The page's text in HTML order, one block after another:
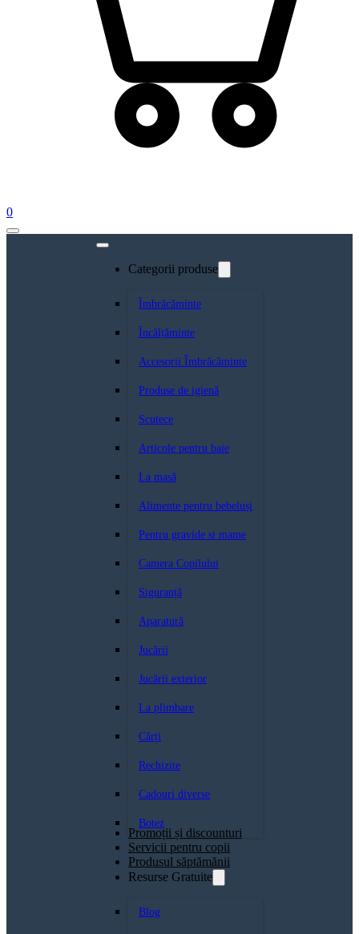
0
Categorii produse
Îmbrăcăminte
Încălțăminte
Accesorii Îmbrăcăminte
Produse de igienă
Scutece
Articole pentru baie
La masă
Alimente pentru bebeluși
Pentru gravide si mame
Camera Copilului
Siguranță
Aparatură
Jucării
Jucării exterior
La plimbare
Cărți
Rechizite
Cadouri diverse
Botez
Promoții și discounturi
Servicii pentru copii
Produsul săptămănii
Resurse Gratuite
Blog